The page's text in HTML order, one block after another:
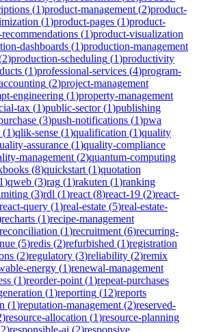
(1)product-management (2)product-
(1)product-pages (1)product-
(1)product-visualization
dashboards (1)production-management
2)production-scheduling (1)productivity
(1)professional-services (4)program-
(2)project-management
engineering (1)property-management
tax (1)public-sector(1)publishing
(3)push-notifications (1)pwa
(1)qlik-sense (1)qualification (1)quality
assurance (1)quality-compliance
management (2)quantum-computing
(8)quickstart (1)quotation
1)qweb (3)rag (1)rakuten (1)ranking
(3)rdl (1)react (8)react-19 (2)react-
react-query (1)real-estate (5)real-estate-
recharts (1)recipe-management
reconciliation (1)recruitment (6)recurring-
(5)redis (2)refurbished (1)registration
(2)regulatory (3)reliability (2)remix
energy (1)renewal-management
(1)reorder-point (1)repeat-purchases
(1)reporting (12)reports
(1)reputation-management (2)reserved-
)resource-allocation (1)resource-planning
2)responsible-ai (2)responsive